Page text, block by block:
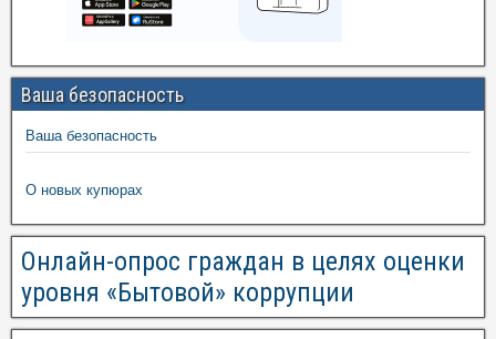
Ваша безопасность
Ваша безопасность
О новых купюрах
Онлайн-опрос граждан в целях оценки
уровня «Бытовой» коррупции